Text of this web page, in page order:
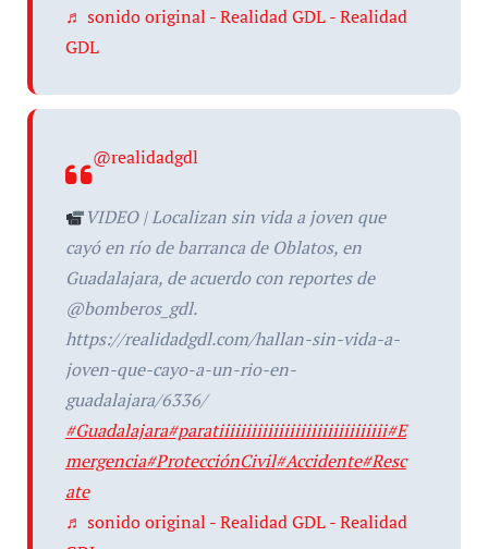
♬ sonido original - Realidad GDL - Realidad
GDL
@realidadgdl
VIDEO | Localizan sin vida a joven que
cayó en río de barranca de Oblatos, en
Guadalajara, de acuerdo con reportes de
@bomberos_gdl.
https://realidadgdl.com/hallan-sin-vida-a-
joven-que-cayo-a-un-rio-en-
guadalajara/6336/
#Guadalajara#paratiiiiiiiiiiiiiiiiiiiiiiiiiiiiiii#E
mergencia#ProtecciónCivil#Accidente#Resc
ate
♬ sonido original - Realidad GDL - Realidad